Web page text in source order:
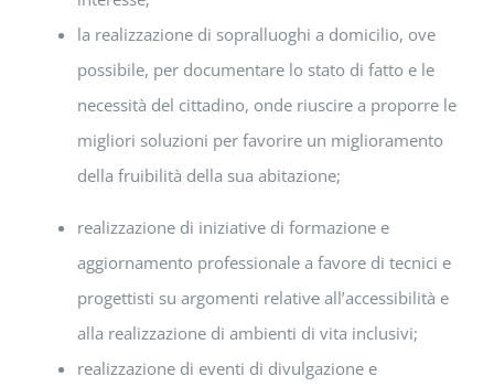
la realizzazione di sopralluoghi a domicilio, ove
possibile, per documentare lo stato di fatto e le
necessità del cittadino, onde riuscire a proporre le
migliori soluzioni per favorire un miglioramento
della fruibilità della sua abitazione;
realizzazione di iniziative di formazione e
aggiornamento professionale a favore di tecnici e
progettisti su argomenti relative all’accessibilità e
alla realizzazione di ambienti di vita inclusivi;
realizzazione di eventi di divulgazione e